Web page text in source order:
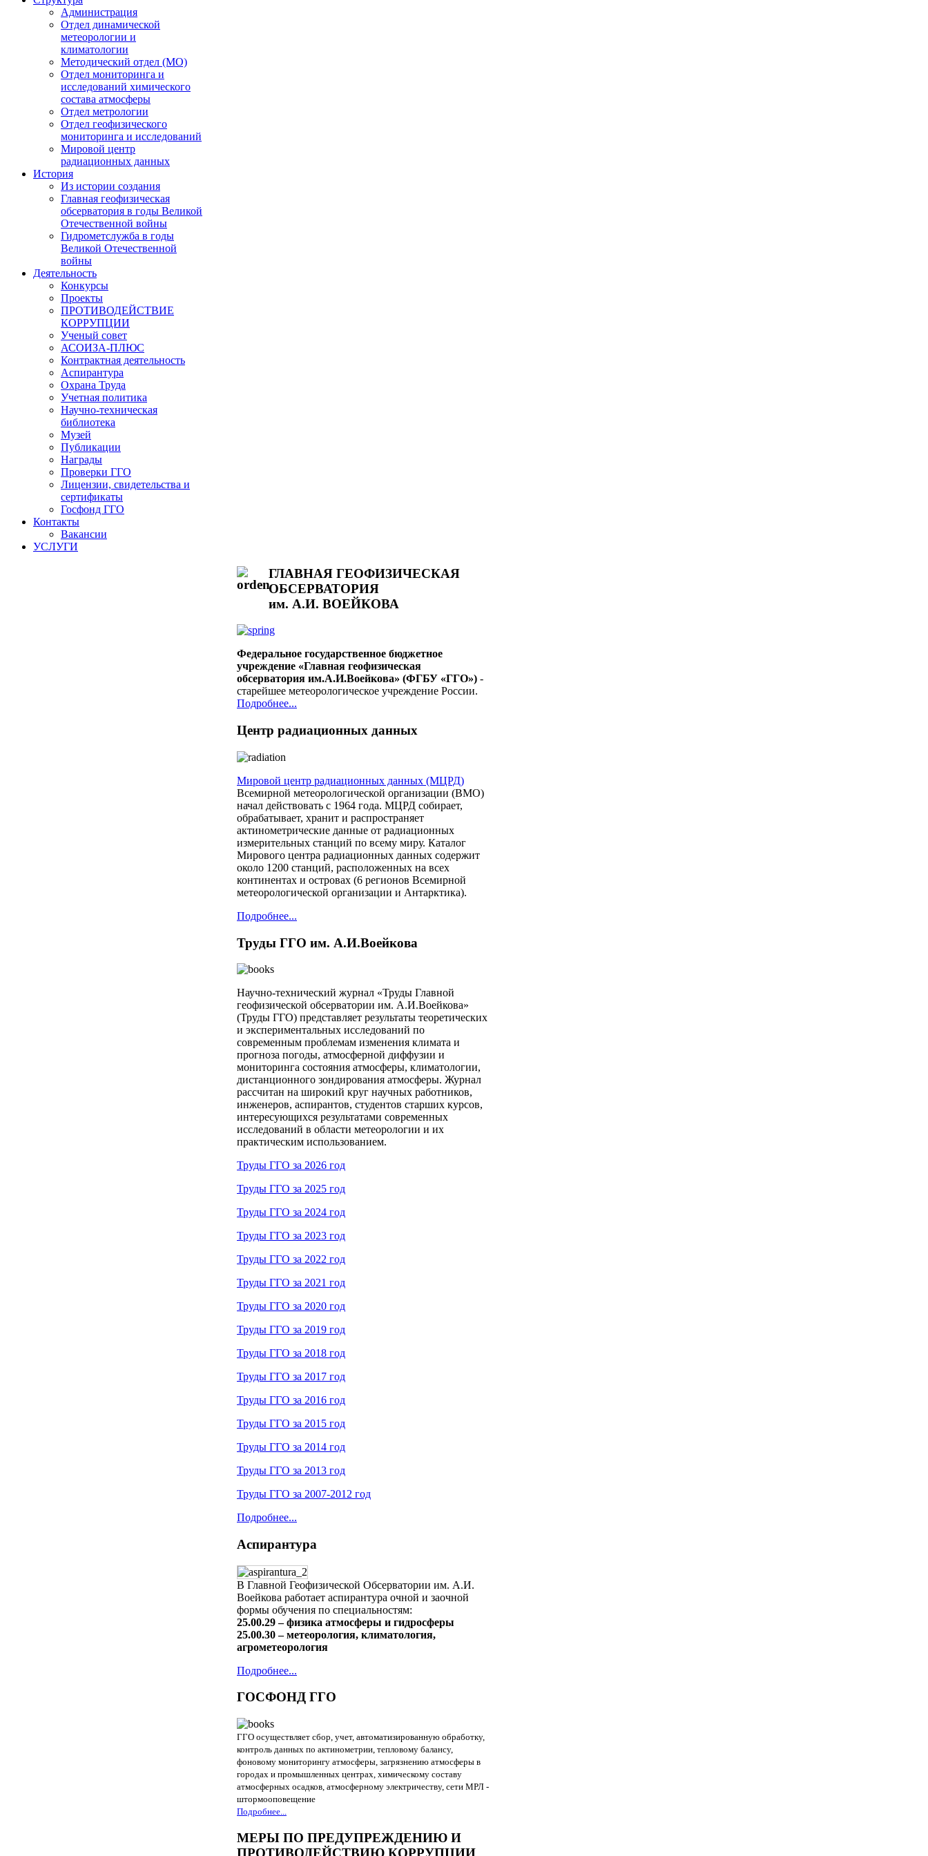
Администрация
Отдел динамической
метеорологии и
климатологии
Методический отдел (МО)
Отдел мониторинга и
исследований химического
состава атмосферы
Отдел метрологии
Отдел геофизического
мониторинга и исследований
Мировой центр
радиационных данных
История
Из истории создания
Главная геофизическая
обсерватория в годы Великой
Отечественной войны
Гидрометслужба в годы
Великой Отечественной
войны
Деятельность
Конкурсы
Проекты
ПРОТИВОДЕЙСТВИЕ
КОРРУПЦИИ
Ученый совет
АСОИЗА-ПЛЮС
Контрактная деятельность
Аспирантура
Охрана Труда
Учетная политика
Научно-техническая
библиотека
Музей
Публикации
Награды
Проверки ГГО
Лицензии, свидетельства и
сертификаты
Госфонд ГГО
Контакты
Вакансии
УСЛУГИ
ГЛАВНАЯ ГЕОФИЗИЧЕСКАЯ
ОБСЕРВАТОРИЯ
им. А.И. ВОЕЙКОВА
Федеральное государственное бюджетное
учреждение «Главная геофизическая
обсерватория им.А.И.Воейкова» (ФГБУ «ГГО») -
старейшее метеорологическое учреждение России.
Подробнее...
Центр радиационных данных
Мировой центр радиационных данных (МЦРД)
Всемирной метеорологической организации (ВМО)
начал действовать с 1964 года. МЦРД собирает,
обрабатывает, хранит и распространяет
актинометрические данные от радиационных
измерительных станций по всему миру. Каталог
Мирового центра радиационных данных содержит
около 1200 станций, расположенных на всех
континентах и островах (6 регионов Всемирной
метеорологической организации и Антарктика).
Подробнее...
Труды ГГО им. А.И.Воейкова
Научно-технический журнал «Труды Главной
геофизической обсерватории им. А.И.Воейкова»
(Труды ГГО) представляет результаты теоретических
и экспериментальных исследований по
современным проблемам изменения климата и
прогноза погоды, атмосферной диффузии и
мониторинга состояния атмосферы, климатологии,
дистанционного зондирования атмосферы. Журнал
рассчитан на широкий круг научных работников,
инженеров, аспирантов, студентов старших курсов,
интересующихся результатами современных
исследований в области метеорологии и их
практическим использованием.
Труды ГГО за 2026 год
Труды ГГО за 2025 год
Труды ГГО за 2024 год
Труды ГГО за 2023 год
Труды ГГО за 2022 год
Труды ГГО за 2021 год
Труды ГГО за 2020 год
Труды ГГО за 2019 год
Труды ГГО за 2018 год
Труды ГГО за 2017 год
Труды ГГО за 2016 год
Труды ГГО за 2015 год
Труды ГГО за 2014 год
Труды ГГО за 2013 год
Труды ГГО за 2007-2012 год
Подробнее...
Аспирантура
В Главной Геофизической Обсерватории им. А.И.
Воейкова работает аспирантура очной и заочной
формы обучения по специальностям:
25.00.29 – физика атмосферы и гидросферы
25.00.30 – метеорология, климатология,
агрометеорология
Подробнее...
ГОСФОНД ГГО
ГГО осуществляет сбор, учет, автоматизированную обработку,
контроль данных по актинометрии, тепловому балансу,
фоновому мониторингу атмосферы, загрязнению атмосферы в
городах и промышленных центрах, химическому составу
атмосферных осадков, атмосферному электричеству, сети МРЛ -
штормооповещение
Подробнее...
МЕРЫ ПО ПРЕДУПРЕЖДЕНИЮ И
ПРОТИВОДЕЙСТВИЮ КОРРУПЦИИ